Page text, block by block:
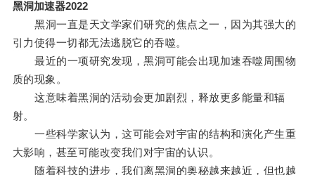
黑洞加速器2022
黑洞一直是天文学家们研究的焦点之一，因为其强大的
引力使得一切都无法逃脱它的吞噬。
最近的一项研究发现，黑洞可能会出现加速吞噬周围物
质的现象。
这意味着黑洞的活动会更加剧烈，释放更多能量和辐
射。
一些科学家认为，这可能会对宇宙的结构和演化产生重
大影响，甚至可能改变我们对宇宙的认识。
随着科技的进步，我们离黑洞的奥秘越来越近，但也越